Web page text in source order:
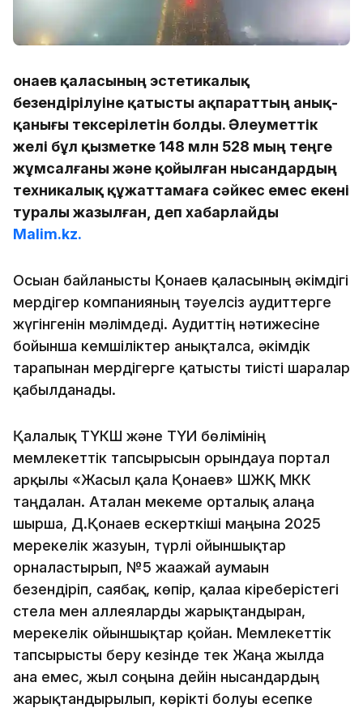
Қонаев қаласының эстетикалық
безендірілуіне қатысты ақпараттың анық-
қанығы тексерілетін болды. Әлеуметтік
желі бұл қызметке 148 млн 528 мың теңге
жұмсалғаны және қойылған нысандардың
техникалық құжаттамаға сәйкес емес екені
туралы жазылған, деп хабарлайды
Malim.kz.
Осыған байланысты Қонаев қаласының әкімдігі
мердігер компанияның тәуелсіз аудиттерге
жүгінгенін мәлімдеді. Аудиттің нәтижесіне
бойынша кемшіліктер анықталса, әкімдік
тарапынан мердігерге қатысты тиісті шаралар
қабылданады.
Қалалық ТҮКШ және ТҮИ бөлімінің
мемлекеттік тапсырысын орындауға портал
арқылы «Жасыл қала Қонаев» ШЖҚ МКК
таңдалған. Аталған мекеме орталық алаңға
шырша, Д.Қонаев ескерткіші маңына 2025
мерекелік жазуын, түрлі ойыншықтар
орналастырып, №5 жағажай аумағын
безендіріп, саябақ, көпір, қалаға кіреберістегі
стела мен аллеяларды жарықтандырған,
мерекелік ойыншықтар қойған. Мемлекеттік
тапсырысты беру кезінде тек Жаңа жылда
ғана емес, жыл соңына дейін нысандардың
жарықтандырылып, көрікті болуы есепке